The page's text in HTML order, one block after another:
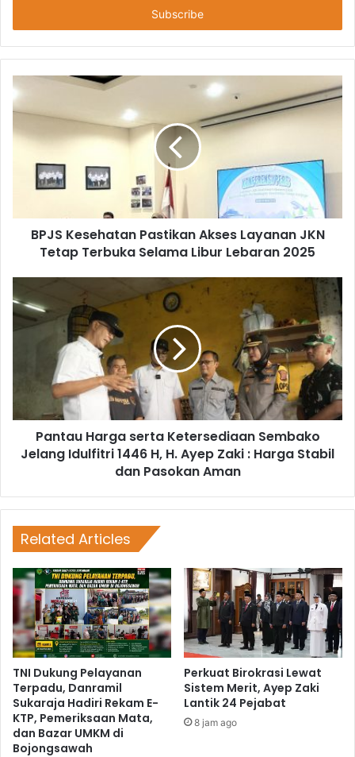
BPJS Kesehatan Pastikan Akses Layanan JKN
Tetap Terbuka Selama Libur Lebaran 2025
Pantau Harga serta Ketersediaan Sembako
Jelang Idulfitri 1446 H, H. Ayep Zaki : Harga Stabil
dan Pasokan Aman
Related Articles
TNI Dukung Pelayanan
Terpadu, Danramil
Sukaraja Hadiri Rekam E-
KTP, Pemeriksaan Mata,
dan Bazar UMKM di
Bojongsawah
Perkuat Birokrasi Lewat
Sistem Merit, Ayep Zaki
Lantik 24 Pejabat
8 jam ago